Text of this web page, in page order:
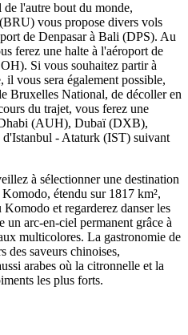
l'autre bout du monde,
vous propose divers vols
de Denpasar à Bali (DPS). Au
ferez une halte à l'aéroport de
Si vous souhaitez partir à
vous sera également possible,
Bruxelles National, de décoller en
du trajet, vous ferez une
(AUH), Dubaï (DXB),
- Ataturk (IST) suivant
à sélectionner une destination
étendu sur 1817 km²,
et regarderez danser les
arc-en-ciel permanent grâce à
multicolores. La gastronomie de
des saveurs chinoises,
arabes où la citronnelle et la
les plus forts.